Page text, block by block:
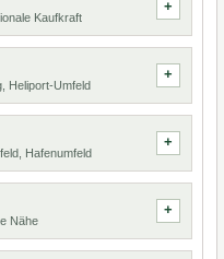
Kaufkraft
Heliport-Umfeld
Hafenumfeld
Nähe